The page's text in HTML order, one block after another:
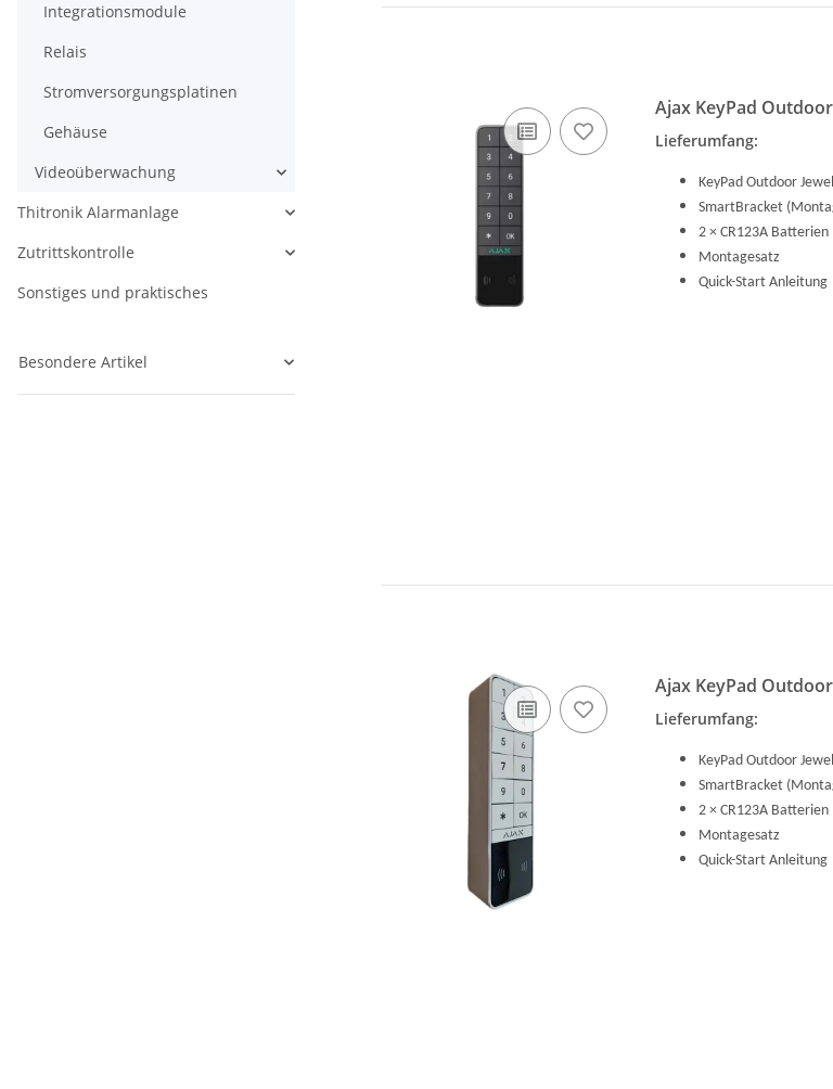
Ajax KeyPad
Lieferumfang:
KeyPad Outdoor
SmartBracket
2 × CR123A
Montagesatz
Quick-Start Anleitung
Ajax KeyPad
Lieferumfang:
KeyPad Outdoor
SmartBracket
2 × CR123A
Montagesatz
Quick-Start Anleitung
Integrationsmodule
Relais
Stromversorgungsplatinen
Gehäuse
Videoüberwachung
Thitronik Alarmanlage
Zutrittskontrolle
Sonstiges und praktisches
Besondere Artikel